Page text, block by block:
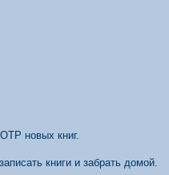
новых книг.
книги и забрать домой.